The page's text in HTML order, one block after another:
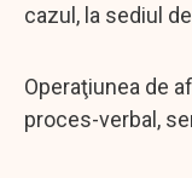
cazul, la sediul
Operaţiunea de
proces-verbal,